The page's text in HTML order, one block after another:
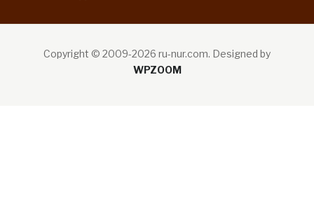
Copyright © 2009-2026 ru-nur.com. Designed by
WPZOOM